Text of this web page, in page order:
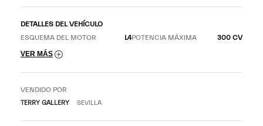
DETALLES DEL VEHÍCULO
ESQUEMA DEL MOTOR
L4POTENCIA MÁXIMA 300 CV
VER MÁS
VENDIDO POR
TERRY GALLERY SEVILLA